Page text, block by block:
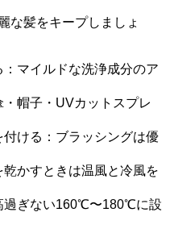
な髪をキープしましょ
マイルドな洗浄成分のア
帽子・UVカットスプレ
ける：ブラッシングは優
かすときは温風と冷風を
過ぎない160℃〜180℃に設